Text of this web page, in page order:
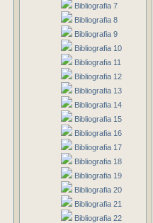
Bibliografia 7
Bibliografia 8
Bibliografia 9
Bibliografia 10
Bibliografia 11
Bibliografia 12
Bibliografia 13
Bibliografia 14
Bibliografia 15
Bibliografia 16
Bibliografia 17
Bibliografia 18
Bibliografia 19
Bibliografia 20
Bibliografia 21
Bibliografia 22